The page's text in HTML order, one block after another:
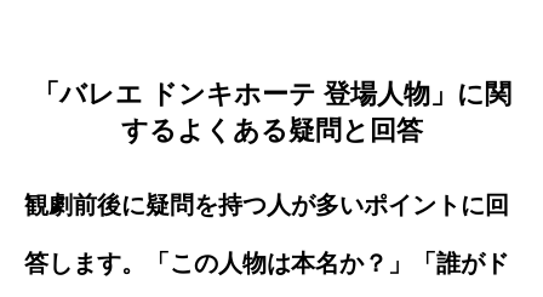
「バレエ ドンキホーテ 登場人物」に関
するよくある疑問と回答
観劇前後に疑問を持つ人が多いポイントに回
答します。「この人物は本名か？」「誰がド